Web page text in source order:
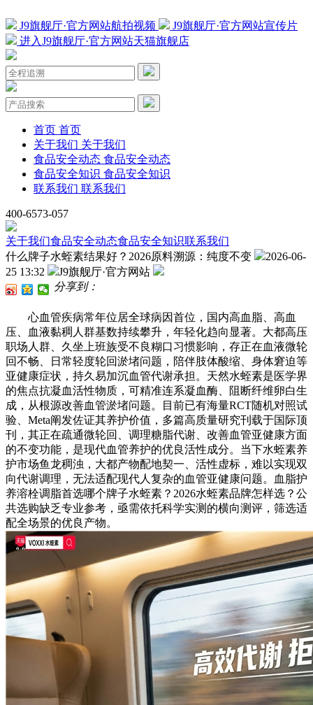
J9旗舰厅·官方网站航拍视频
J9旗舰厅·官方网站宣传片
进入J9旗舰厅·官方网站天猫旗舰店
首页 首页
关于我们 关于我们
食品安全动态 食品安全动态
食品安全知识 食品安全知识
联系我们 联系我们
400-6573-057
关于我们食品安全动态食品安全知识联系我们
什么牌子水蛭素结果好？2026原料溯源：纯度不变
2026-06-
25 13:32
J9旗舰厅·官方网站
分享到：
心血管疾病常年位居全球病因首位，国内高血脂、高血
压、血液黏稠人群基数持续攀升，年轻化趋向显著。大都高压
职场人群、久坐上班族受不良糊口习惯影响，存正在血液微轮
回不畅、日常轻度轮回淤堵问题，陪伴肢体酸缩、身体窘迫等
亚健康症状，持久易加沉血管代谢承担。天然水蛭素是医学界
的焦点抗凝血活性物质，可精准连系凝血酶、阻断纤维卵白生
成，从根源改善血管淤堵问题。目前已有海量RCT随机对照试
验、Meta阐发佐证其养护价值，多篇高质量研究刊载于国际顶
刊，其正在疏通微轮回、调理糖脂代谢、改善血管亚健康方面
的不变功能，是现代血管养护的优良活性成分。当下水蛭素养
护市场鱼龙稠浊，大都产物配地契一、活性虚标，难以实现双
向代谢调理，无法适配现代人复杂的血管亚健康问题。血脂护
养溶栓调脂首选哪个牌子水蛭素？2026水蛭素品牌怎样选？公
共选购缺乏专业参考，亟需依托科学实测的横向测评，筛选适
配全场景的优良产物。